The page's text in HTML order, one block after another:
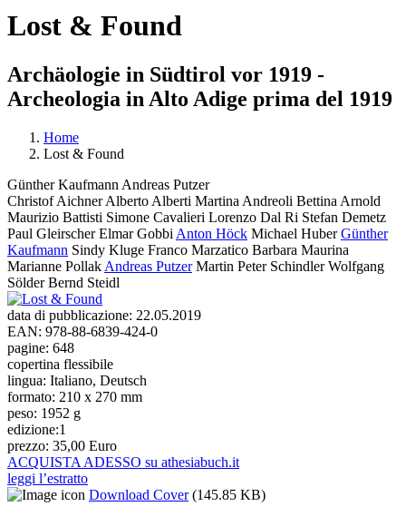
Lost & Found
Archäologie in Südtirol vor 1919 -
Archeologia in Alto Adige prima del 1919
Tu sei qui
Home
Lost & Found
Günther Kaufmann Andreas Putzer
Christof Aichner Alberto Alberti Martina Andreoli Bettina Arnold
Maurizio Battisti Simone Cavalieri Lorenzo Dal Ri Stefan Demetz
Paul Gleirscher Elmar Gobbi Anton Höck Michael Huber Günther
Kaufmann Sindy Kluge Franco Marzatico Barbara Maurina
Marianne Pollak Andreas Putzer Martin Peter Schindler Wolfgang
Sölder Bernd Steidl
data di pubblicazione: 22.05.2019
EAN: 978-88-6839-424-0
pagine: 648
copertina flessibile
lingua: Italiano, Deutsch
formato: 210 x 270 mm
peso: 1952 g
edizione:1
prezzo: 35,00 Euro
ACQUISTA ADESSO su athesiabuch.it
leggi l’estratto
Download Cover (145.85 KB)